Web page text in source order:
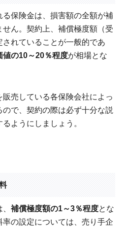
保険金は、損害額の全額が補
ん。契約上、補償極度額（受
れていることが一般的であ
値の10～20％程度が相場とな
売している各保険会社によっ
で、契約の際は必ず十分な説
ようにしましょう。
、補償極度額の1～3％程度とな
の設定については、売り手企